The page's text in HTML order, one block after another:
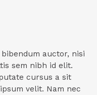
auctor, nisi
sem nibh id elit.
cursus a sit
velit. Nam nec